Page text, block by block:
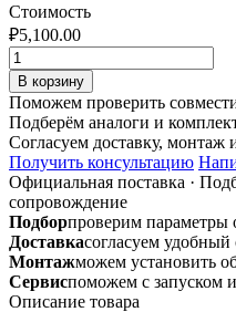
Стоимость
₽5,100.00
Количество
товара
DF
315
неизолированный
воздуховод
В корзину
Поможем проверить
Подберём аналоги и
Согласуем доставку, монтаж
Получить консультацию
Официальная поставка ·
сопровождение
Подборпроверим параметры
Доставкасогласуем удобный
Монтажможем установить
Сервиспоможем с запуском
Описание товара